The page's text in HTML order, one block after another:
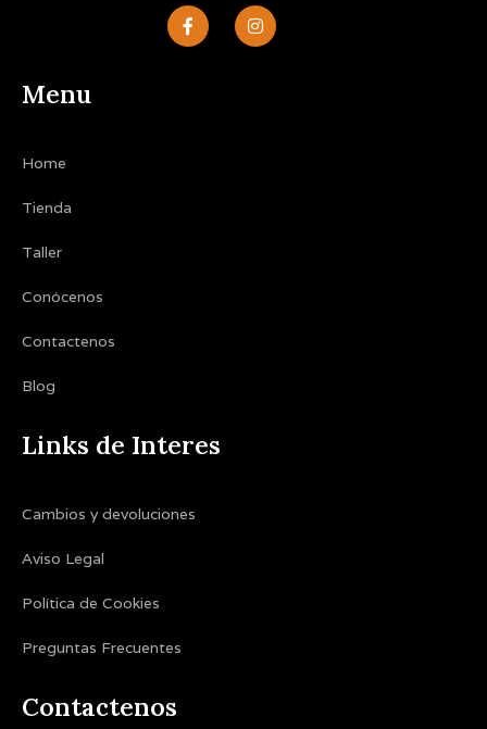
F
a
c
I
n
s
Menu
Home
Tienda
Taller
Conócenos
Contactenos
Blog
Links de Interes
Cambios y devoluciones
Aviso Legal
Política de Cookies
Preguntas Frecuentes
Contactenos